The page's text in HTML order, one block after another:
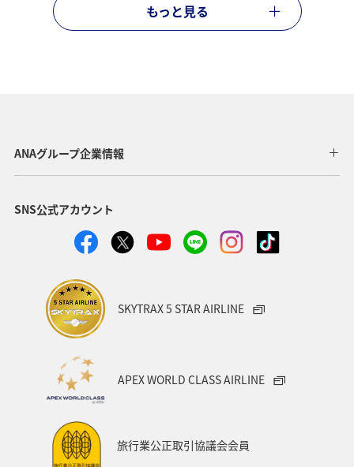
もっと見る
ANAグループ企業情報
SNS公式アカウント
SKYTRAX 5 STAR AIRLINE
APEX WORLD CLASS AIRLINE
旅行業公正取引協議会会員